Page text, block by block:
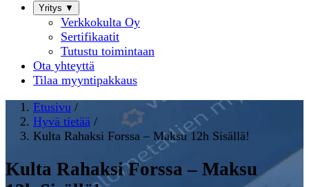
Yritys ▼
Verkkokulta Oy
Sertifikaatit
Tutustu toimintaan
Ota yhteyttä
Tilaa myyntipakkaus
Etusivu /
Hyvä tietää /
Kulta Rahaksi Forssa – Maksu 12h Sisällä!
Kulta Rahaksi Forssa – Maksu